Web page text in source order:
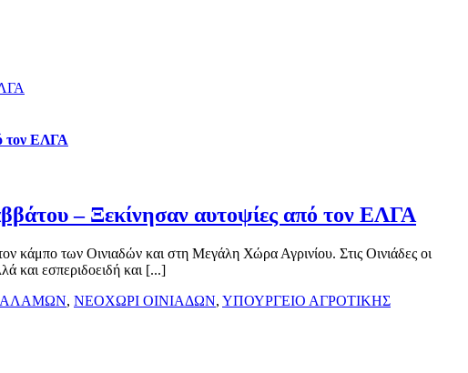
τον ΕΛΓΑ
– Ξεκίνησαν αυτοψίες από τον ΕΛΓΑ
κάμπο των Οινιαδών και στη Μεγάλη Χώρα Αγρινίου. Στις Οινιάδες οι
και εσπεριδοειδή και [...]
, ΝΕΟΧΩΡΙ ΟΙΝΙΑΔΩΝ, ΥΠΟΥΡΓΕΙΟ ΑΓΡΟΤΙΚΗΣ